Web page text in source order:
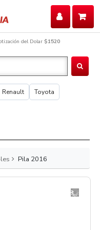
del Dolar $1520
Renault
Toyota
Pila 2016